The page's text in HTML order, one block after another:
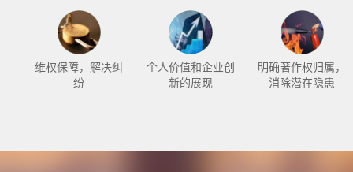
维权保障，解决纠
纷
个人价值和企业创
新的展现
明确著作权归属，
消除潜在隐患